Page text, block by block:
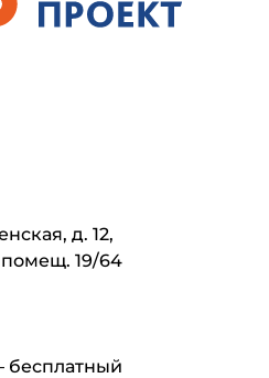
д. 12,
19/64
бесплатный